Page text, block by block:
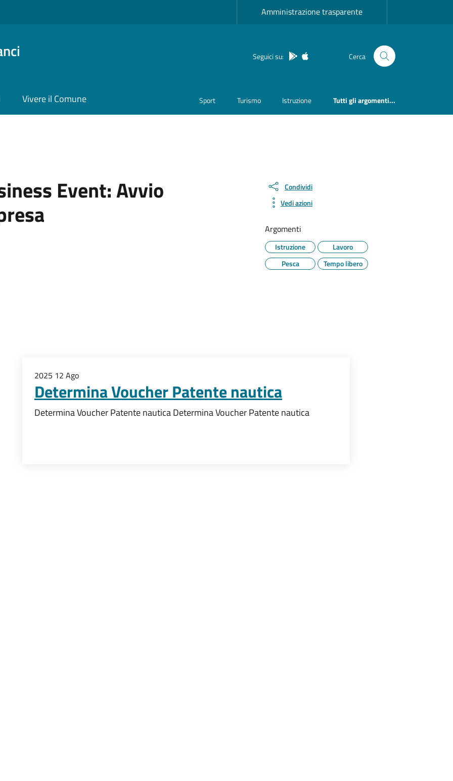
Amministrazione trasparente
Seguici su: App Android
App IOS Cerca
Vivere il Comune Sport Turismo Istruzione Tutti gli argomenti...
Event:Avvio
Condividi
Vedi azioni
Argomenti
Istruzione
Lavoro
Pesca
Tempo libero
2025 12 Ago
Determina Voucher Patente nautica
Determina Voucher Patente nautica Determina Voucher Patente nautica